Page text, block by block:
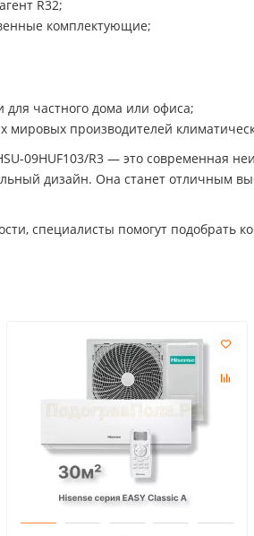
R32;
комплектующие;
для частного дома или офиса;
мировых производителей
09HUF103/R3 — это современная
дизайн. Она станет отличным
специалисты помогут